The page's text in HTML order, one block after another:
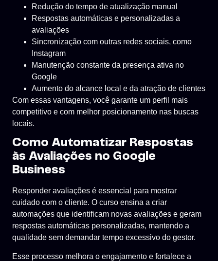
Redução do tempo de atualização manual
Respostas automáticas e personalizadas a
avaliações
Sincronização com outras redes sociais, como
Instagram
Manutenção constante da presença ativa no
Google
Aumento do alcance local e da atração de clientes
Com essas vantagens, você garante um perfil mais
competitivo e com melhor posicionamento nas buscas
locais.
Como Automatizar Respostas
às Avaliações no Google
Business
Responder avaliações é essencial para mostrar
cuidado com o cliente. O curso ensina a criar
automações que identificam novas avaliações e geram
respostas automáticas personalizadas, mantendo a
qualidade sem demandar tempo excessivo do gestor.
Esse processo melhora o engajamento e fortalece a